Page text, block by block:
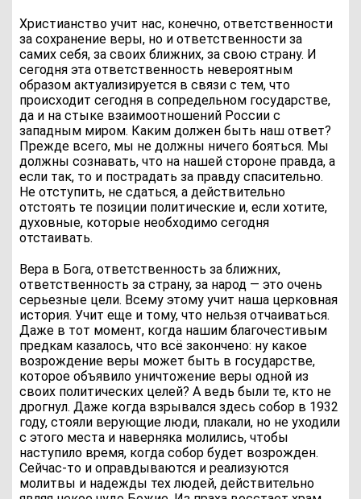
Христианство учит нас, конечно, ответственности
за сохранение веры, но и ответственности за
самих себя, за своих ближних, за свою страну. И
сегодня эта ответственность невероятным
образом актуализируется в связи с тем, что
происходит сегодня в сопредельном государстве,
да и на стыке взаимоотношений России с
западным миром. Каким должен быть наш ответ?
Прежде всего, мы не должны ничего бояться. Мы
должны сознавать, что на нашей стороне правда, а
если так, то и пострадать за правду спасительно.
Не отступить, не сдаться, а действительно
отстоять те позиции политические и, если хотите,
духовные, которые необходимо сегодня
отстаивать.
Вера в Бога, ответственность за ближних,
ответственность за страну, за народ — это очень
серьезные цели. Всему этому учит наша церковная
история. Учит еще и тому, что нельзя отчаиваться.
Даже в тот момент, когда нашим благочестивым
предкам казалось, что всё закончено: ну какое
возрождение веры может быть в государстве,
которое объявило уничтожение веры одной из
своих политических целей? А ведь были те, кто не
дрогнул. Даже когда взрывался здесь собор в 1932
году, стояли верующие люди, плакали, но не уходили
с этого места и наверняка молились, чтобы
наступило время, когда собор будет возрожден.
Сейчас-то и оправдываются и реализуются
молитвы и надежды тех людей, действительно